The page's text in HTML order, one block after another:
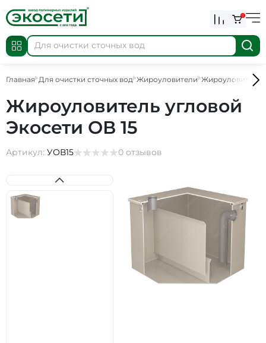
0
Главная Для очистки сточных вод Жироуловители Жироуловители
Жироуловитель угловой
Экосети ОВ 15
Артикул: УОВ15 0 отзывов